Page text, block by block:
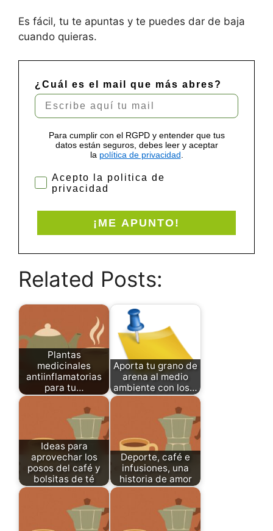
Es fácil, tu te apuntas y te puedes dar de baja
cuando quieras.
¿Cuál es el mail que más abres?
Para cumplir con el RGPD y entender que tus
datos están seguros, debes leer y aceptar
la política de privacidad
Acepto la politica de
privacidad
¡ME APUNTO!
Related Posts:
Plantas
medicinales
antiinflamatorias
para tu…
Aporta tu grano de
arena al medio
ambiente con los…
Ideas para
aprovechar los
posos del café y
bolsitas de té
Deporte, café e
infusiones, una
historia de amor